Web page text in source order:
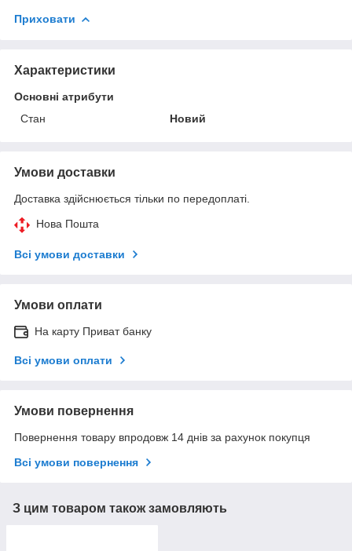
Приховати
Характеристики
Основні атрибути
Стан
Новий
Умови доставки
Доставка здійснюється тільки по передоплаті.
Нова Пошта
Всі умови доставки
Умови оплати
На карту Приват банку
Всі умови оплати
Умови повернення
Повернення товару впродовж 14 днів за рахунок покупця
Всі умови повернення
З цим товаром також замовляють